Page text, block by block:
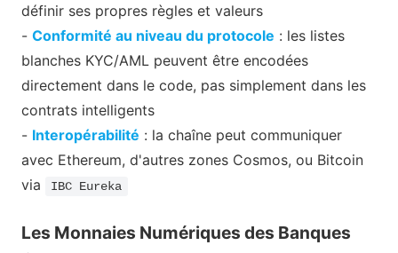
définir ses propres règles et valeurs
- Conformité au niveau du protocole : les listes
blanches KYC/AML peuvent être encodées
directement dans le code, pas simplement dans les
contrats intelligents
- Interopérabilité : la chaîne peut communiquer
avec Ethereum, d'autres zones Cosmos, ou Bitcoin
via
IBC Eureka
Les Monnaies Numériques des Banques